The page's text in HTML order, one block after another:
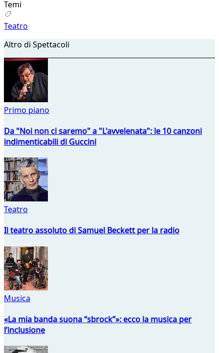
Temi
Teatro
Altro di Spettacoli
Primo piano
Da "Noi non ci saremo" a "L'avvelenata": le 10 canzoni
indimenticabili di Guccini
Teatro
Il teatro assoluto di Samuel Beckett per la radio
Musica
«La mia banda suona “sbrock”»: ecco la musica per
l’inclusione